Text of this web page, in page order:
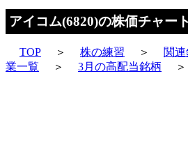
アイコム(6820)の株価チャー
TOP ＞ 株の練習 ＞ 関
業一覧
＞ 3月の高配当銘柄 ＞